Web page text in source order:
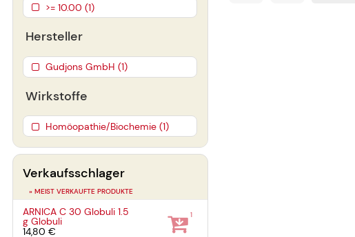
>= 10.00 (1)
Hersteller
Gudjons GmbH (1)
Wirkstoffe
Homöopathie/Biochemie (1)
Verkaufsschlager
» MEIST VERKAUFTE PRODUKTE
ARNICA C 30 Globuli1.5
gGlobuli
14,80 €
1